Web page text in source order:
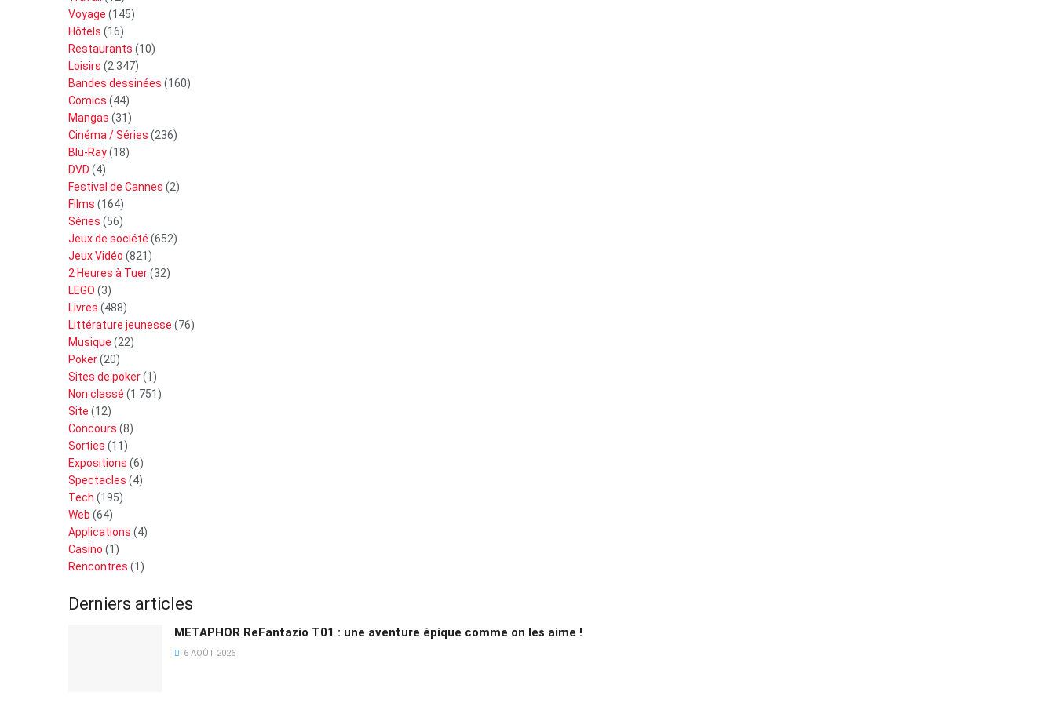
Voyage (145)
Hôtels (16)
Restaurants (10)
Loisirs (2 347)
Bandes dessinées (160)
Comics (44)
Mangas (31)
Cinéma / Séries (236)
Blu-Ray(18)
DVD (4)
Festival de Cannes (2)
Films (164)
Séries (56)
Jeux de société (652)
Jeux Vidéo (821)
2 Heures à Tuer(32)
LEGO (3)
Livres (488)
Littérature jeunesse (76)
Musique (22)
Poker(20)
Sites de poker(1)
Non classé (1 751)
Site (12)
Concours (8)
Sorties (11)
Expositions (6)
Spectacles (4)
Tech (195)
Web (64)
Applications (4)
Casino (1)
Rencontres (1)
Derniers articles
METAPHOR ReFantazio T01 : une aventure épique comme on les aime !
6 AOÛT 2026